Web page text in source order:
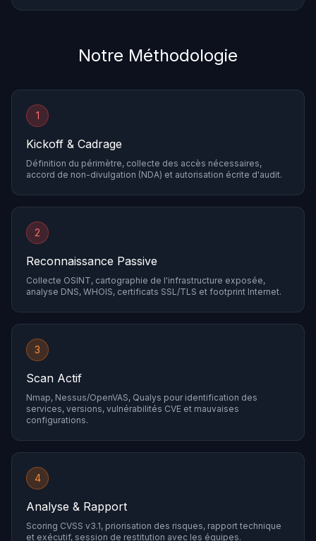
Notre Méthodologie
1
Kickoff & Cadrage
Définition du périmètre, collecte des accès nécessaires,
accord de non-divulgation (NDA) et autorisation écrite d'audit.
2
Reconnaissance Passive
Collecte OSINT, cartographie de l'infrastructure exposée,
analyse DNS, WHOIS, certificats SSL/TLS et footprint Internet.
3
Scan Actif
Nmap, Nessus/OpenVAS, Qualys pour identification des
services, versions, vulnérabilités CVE et mauvaises
configurations.
4
Analyse & Rapport
Scoring CVSS v3.1, priorisation des risques, rapport technique
et exécutif, session de restitution avec les équipes.